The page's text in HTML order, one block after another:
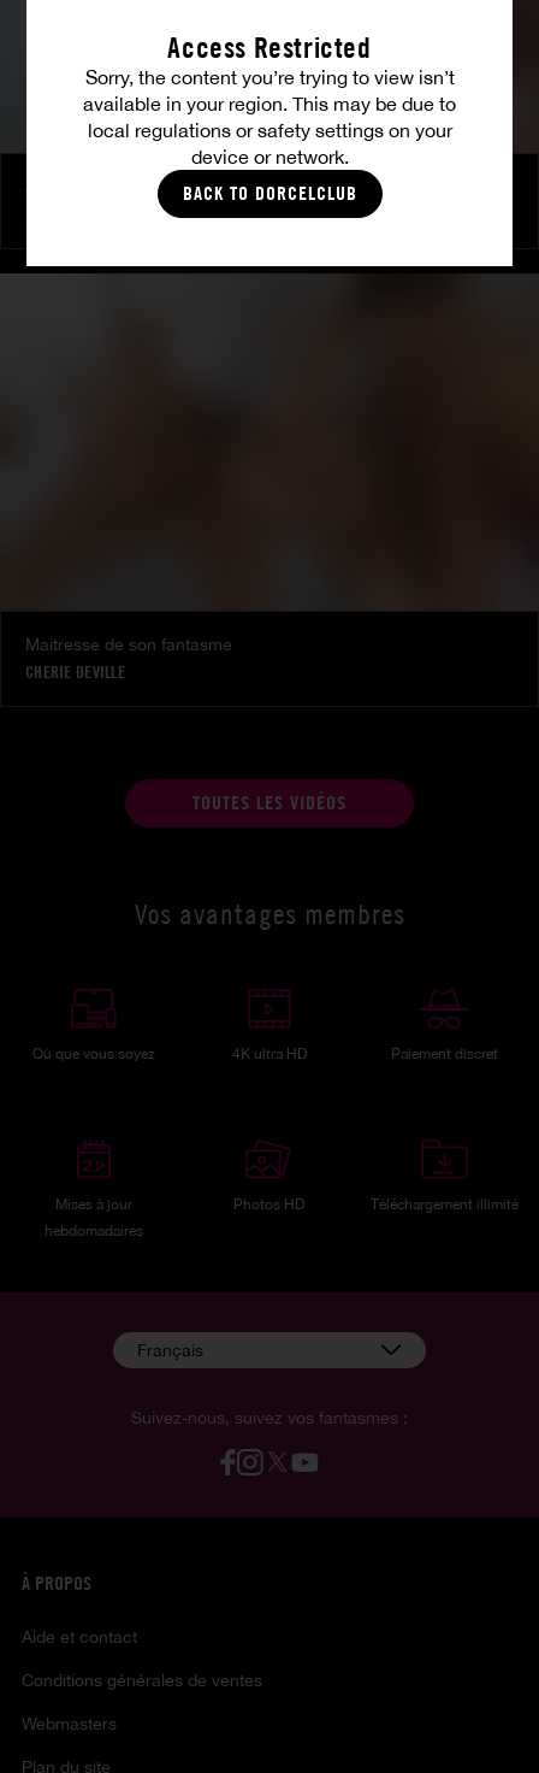
Access Restricted
Sorry, the content you’re trying to view isn’t
available in your region. This may be due to
local regulations or safety settings on your
device or network.
BACK TO DORCELCLUB
J'aime quand tu regardes
Maitresse de son fantasme
CHERIE DEVILLE
TOUTES LES VIDÉOS
Vos avantages membres
Où que vous soyez 4K ultra HD Paiement discret
Mises à jour
hebdomadaires
Photos HD Téléchargement illimité
Suivez-nous, suivez vos fantasmes :
Français
À PROPOS
Aide et contact
Conditions générales de ventes
Webmasters
Plan du site